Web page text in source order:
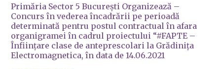
Primăria Sector 5 București Organizează –
Concurs în vederea încadrării pe perioadă
determinată pentru postul contractual în afara
organigramei în cadrul proiectului “#FAPTE –
Înființare clase de anteprescolari la Grădinița
Electromagnetica, în data de 14.06.2021